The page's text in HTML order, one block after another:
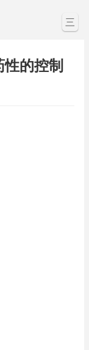
三
的控制